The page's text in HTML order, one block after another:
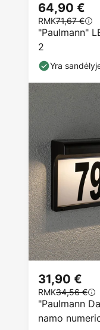
"Paulmann"
2
64,90 €
RMK71,67 €
Yra
"Paulmann
namo
31,90 €
RMK34,56 €